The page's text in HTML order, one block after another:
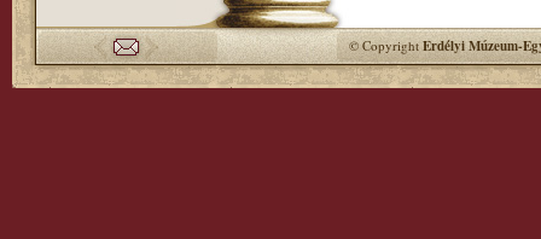
© CopyrightErdélyi Múzeum-